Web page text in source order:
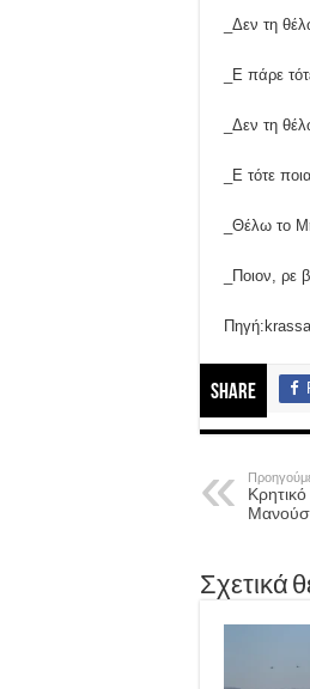
_Δεν τη
_Ε πάρε
_Δεν τη
_Ε τότε
_Θέλω το
_Ποιον, ρε
Share
Σχετικά